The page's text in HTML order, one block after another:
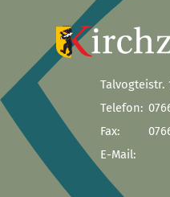
Talvogteistr.
Telefon:
Fax:
E-Mail: